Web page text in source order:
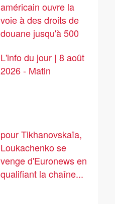
américain ouvre la
voie à des droits de
douane jusqu'à 500
L'info du jour | 8 août
2026 - Matin
pour Tikhanovskaïa,
Loukachenko se
venge d'Euronews en
qualifiant la chaîne...